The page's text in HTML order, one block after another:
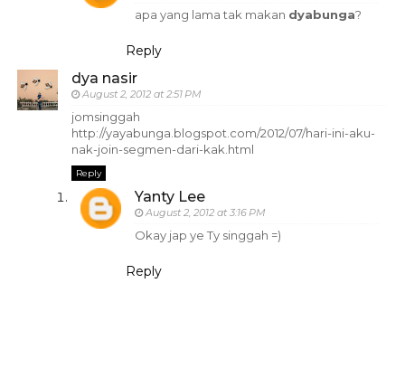
apa yang lama tak makan dyabunga?
Reply
dya nasir
August 2, 2012 at 2:51 PM
jomsinggah
http://yayabunga.blogspot.com/2012/07/hari-ini-aku-
nak-join-segmen-dari-kak.html
Reply
Yanty Lee
August 2, 2012 at 3:16 PM
Okay jap ye Ty singgah =)
Reply